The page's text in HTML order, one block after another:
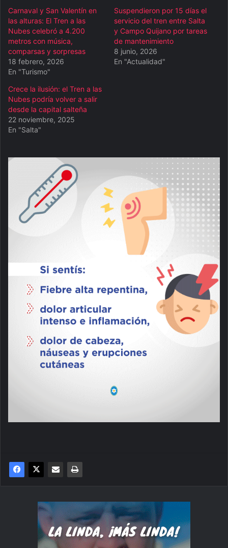
Carnaval y San Valentín en
las alturas: El Tren a las
Nubes celebró a 4.200
metros con música,
comparsas y sorpresas
18 febrero, 2026
En "Turismo"
Suspendieron por 15 días el
servicio del tren entre Salta
y Campo Quijano por tareas
de mantenimiento
8 junio, 2026
En "Actualidad"
Crece la ilusión: el Tren a las
Nubes podría volver a salir
desde la capital salteña
22 noviembre, 2025
En "Salta"